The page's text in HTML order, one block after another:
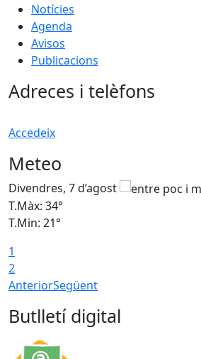
Notícies
Agenda
Avisos
Publicacions
Adreces i telèfons
Accedeix
Meteo
Divendres, 7 d’agost
T.Màx: 34°
T.Min: 21°
1
2
AnteriorSegüent
Butlletí digital